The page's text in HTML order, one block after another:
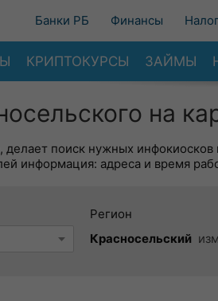
Банки РБ Финансы
КРИПТОКУРСЫ ЗАЙМЫ
на
делает поиск нужных
информация: адреса и время
Регион
Красносельский